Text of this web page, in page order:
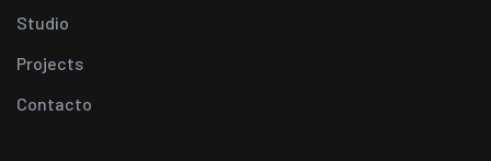
Studio
Projects
Contacto